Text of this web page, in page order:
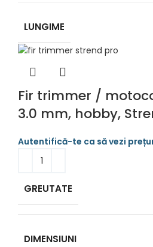
LUNGIME
Fir trimmer /
3.0 mm, hobby,
GREUTATE
DIMENSIUNI